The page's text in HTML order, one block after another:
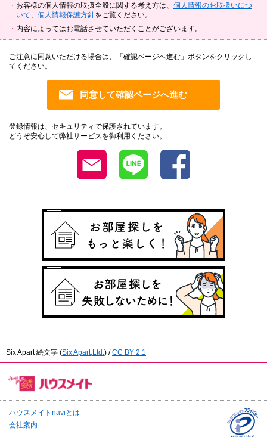
お客様の個人情報の取扱全般に関する考え方は、 個人情報のお取扱いにつ
いて
個人情報保護方針をご覧ください。
内容によってはお電話させていただくことがございます。
ご注意に同意いただける場合は、「確認ページへ進む」ボタンをクリックし
てください。
登録情報は、セキュリティで保護されています。
どうぞ安心して弊社サービスを御利用ください。
Six Apart 絵文字 (Six Apart,Ltd. ) /CC BY 2.1
ハウスメイトnaviとは
会社案内